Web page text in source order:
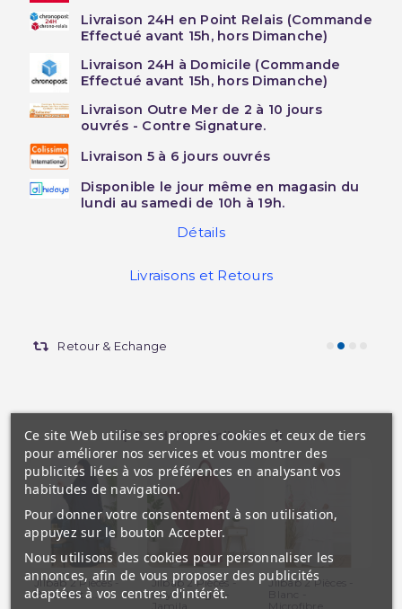
Livraison 24H en Point Relais (Commande
Effectué avant 15h, hors Dimanche)
Livraison 24H à Domicile (Commande
Effectué avant 15h, hors Dimanche)
Livraison Outre Mer de 2 à 10 jours
ouvrés - Contre Signature.
Livraison 5 à 6 jours ouvrés
Disponible le jour même en magasin du
lundi au samedi de 10h à 19h.
Détails
Livraisons et Retours
Cartes cadeaux
Produits similaires
JIlbab 2 Pièces -
Bleu Nuit -...
Jilbab 2 Pièces -
Royal - Léger -
Jilbab 2 Pièces -
Ce site Web utilise ses propres cookies et ceux de tiers
pour améliorer nos services et vous montrer des
publicités liées à vos préférences en analysant vos
habitudes de navigation.
Pour donner votre consentement à son utilisation,
appuyez sur le bouton Accepter.
Nous utilisons des cookies pour personnaliser les
annonces, afin de vous proposer des publicités
adaptées à vos centres d'intérêt.